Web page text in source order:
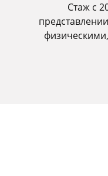
Стаж с